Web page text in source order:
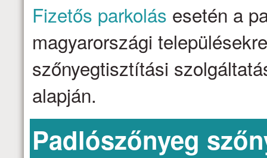
Fizetős parkolás esetén a
magyarországi
szőnyegtisztítási
alapján.
Padlószőnyeg